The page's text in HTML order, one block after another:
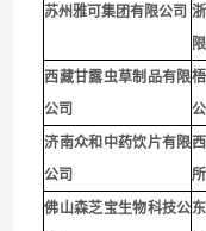
苏州雅可集团有限公司
西藏甘露虫草制品有限
公司
济南众和中药饮片有限
公司
所
佛山森芝宝生物科技公